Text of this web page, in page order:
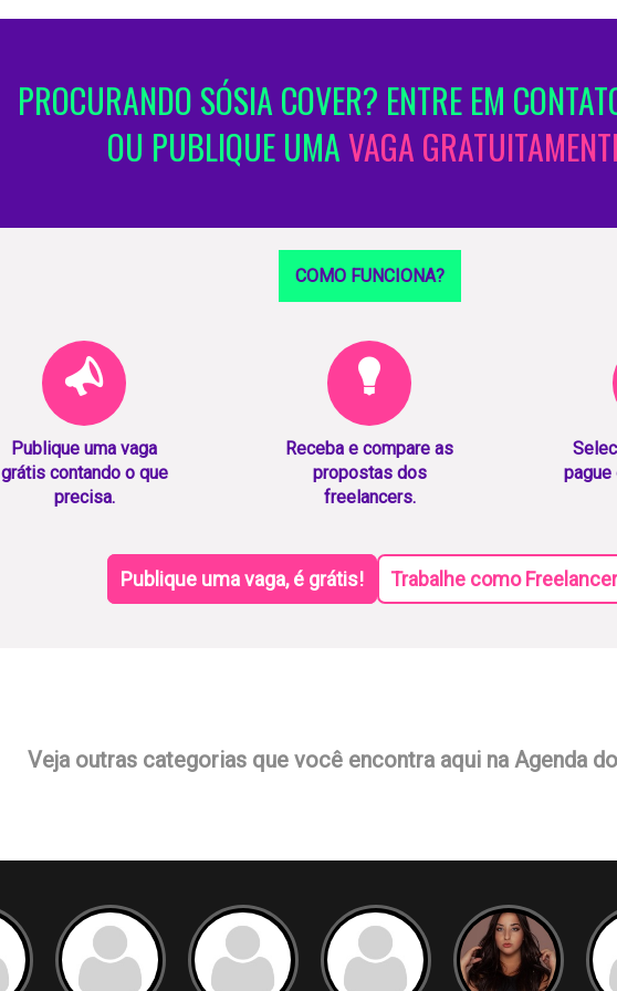
PROCURANDO SÓSIA COVER? ENTRE EM
OU PUBLIQUE UMAVAGA
COMO FUNCIONA?
Publique uma vaga
grátis contando o que
precisa.
Receba e compare as
propostas dos
freelancers.
pague
Publique uma vaga, é grátis! Trabalhe como Freelancer
Veja outras categorias que você encontra aqui na Agenda